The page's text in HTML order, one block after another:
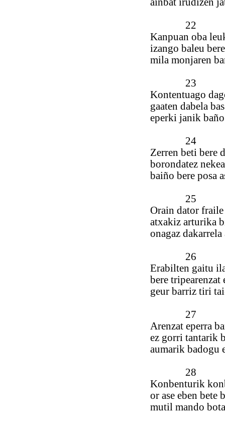
22
Kanpuan oba
izango baleu
mila monjaren
23
Kontentuago
gaaten dabela
eperki janik
24
Zerren beti bere
borondatez
baiño bere posa
25
Orain dator
atxakiz arturika
onagaz dakarrela
26
Erabilten gaitu
bere tripearenzat
geur barriz tiri
27
Arenzat eperra
ez gorri tantarik
aumarik badogu
28
Konbenturik
or ase eben bete
mutil mando